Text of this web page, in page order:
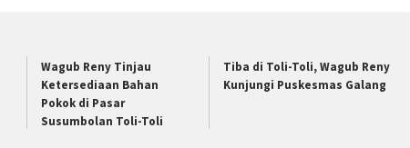
Wagub Reny Tinjau
Ketersediaan Bahan
Pokok di Pasar
Susumbolan Toli-Toli
Tiba di Toli-Toli, Wagub Reny
Kunjungi Puskesmas Galang